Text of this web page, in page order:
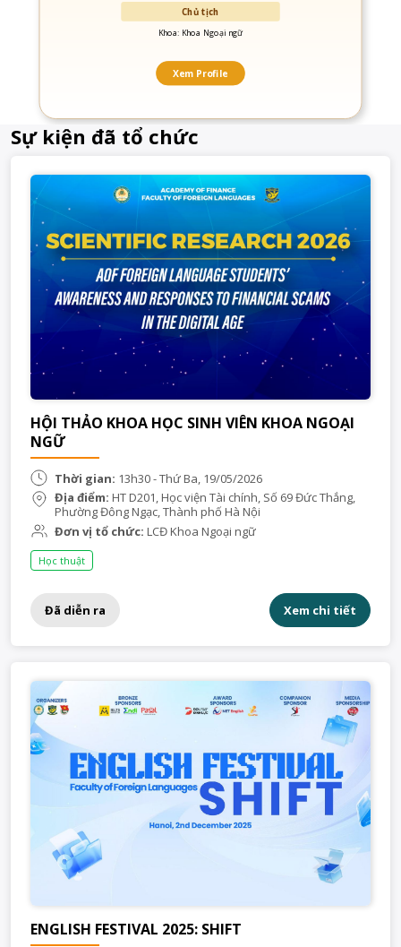
Chủ tịch
Khoa: Khoa Ngoại ngữ
Xem Profile
Sự kiện đã tổ chức
HỘI THẢO KHOA HỌC SINH VIÊN KHOA NGOẠI
NGỮ
Thời gian: 13h30 - Thứ Ba, 19/05/2026
Địa điểm: HT D201, Học viện Tài chính, Số 69 Đức Thắng,
Phường Đông Ngạc, Thành phố Hà Nội
Đơn vị tổ chức: LCĐ Khoa Ngoại ngữ
Học thuật
Đã diễn ra Xem chi tiết
ENGLISH FESTIVAL 2025: SHIFT